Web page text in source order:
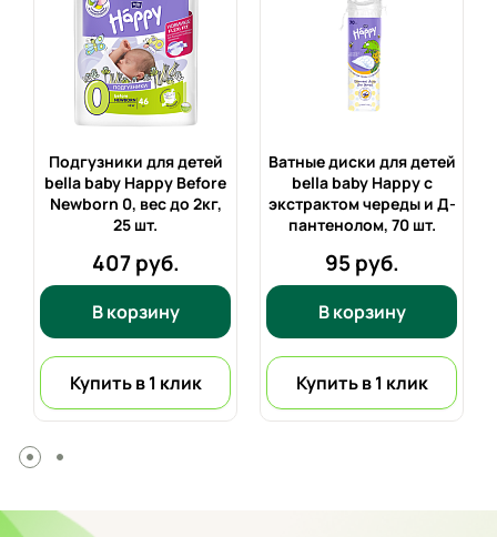
Подгузники для детей
bella baby Happy Before
Newborn 0, вес до 2кг,
25 шт.
407 руб.
В корзину
Купить в 1 клик
Ватные диски для детей
bella baby Happy с
экстрактом череды и Д-
пантенолом, 70 шт.
95 руб.
В корзину
Купить в 1 клик